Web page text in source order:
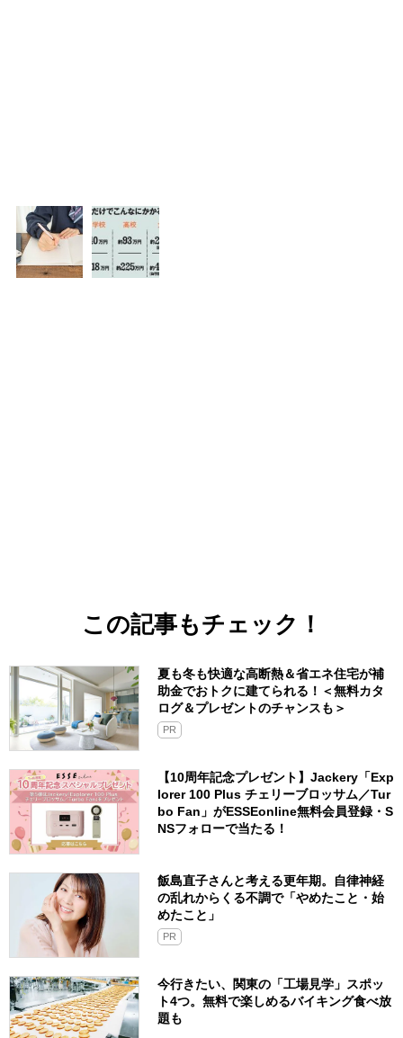
この記事もチェック！
夏も冬も快適な高断熱＆省エネ住宅が補
助金でおトクに建てられる！＜無料カタ
ログ＆プレゼントのチャンスも＞
PR
【10周年記念プレゼント】Jackery「Exp
lorer 100 Plus チェリーブロッサム／Tur
bo Fan」がESSEonline無料会員登録・S
NSフォローで当たる！
飯島直子さんと考える更年期。自律神経
の乱れからくる不調で「やめたこと・始
めたこと」
PR
今行きたい、関東の「工場見学」スポッ
ト4つ。無料で楽しめるバイキング食べ放
題も